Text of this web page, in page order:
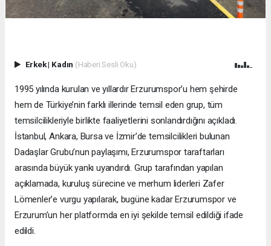
Erkek| Kadın (Haberi Sesli Oku)
1995 yılında kurulan ve yıllardır Erzurumspor’u hem şehirde
hem de Türkiye’nin farklı illerinde temsil eden grup, tüm
temsilcilikleriyle birlikte faaliyetlerini sonlandırdığını açıkladı.
İstanbul, Ankara, Bursa ve İzmir’de temsilcilikleri bulunan
Dadaşlar Grubu’nun paylaşımı, Erzurumspor taraftarları
arasında büyük yankı uyandırdı. Grup tarafından yapılan
açıklamada, kuruluş sürecine ve merhum liderleri Zafer
Lömenler’e vurgu yapılarak, bugüne kadar Erzurumspor ve
Erzurum’un her platformda en iyi şekilde temsil edildiği ifade
edildi.